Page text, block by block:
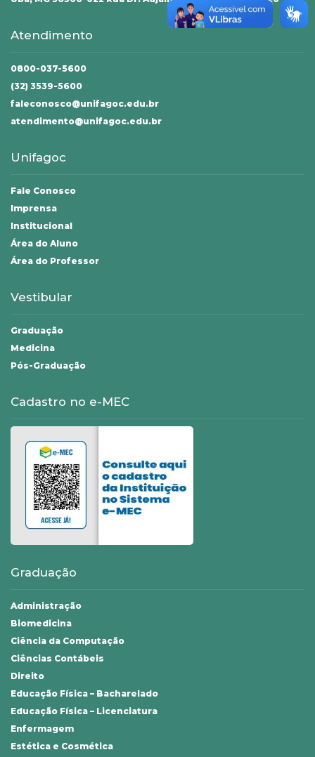
Atendimento
0800-037-5600
(32) 3539-5600
faleconosco@unifagoc.edu.br
atendimento@unifagoc.edu.br
Unifagoc
Fale Conosco
Imprensa
Institucional
Área do Aluno
Área do Professor
Vestibular
Graduação
Medicina
Pós-Graduação
Cadastro no e-MEC
Graduação
Administração
Biomedicina
Ciência da Computação
Ciências Contábeis
Direito
Educação Física – Bacharelado
Educação Física – Licenciatura
Enfermagem
Estética e Cosmética